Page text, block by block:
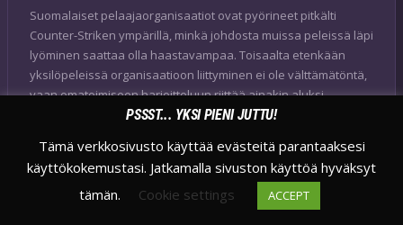
Suomalaiset pelaajaorganisaatiot ovat pyörineet pitkälti
Counter-Striken ympärillä, minkä johdosta muissa peleissä läpi
lyöminen saattaa olla haastavampaa. Toisaalta etenkään
yksilöpeleissä organisaatioon liittyminen ei ole välttämätöntä,
vaan omatoimiseen harjoitteluun riittää ainakin aluksi
parhaimpien esports-pelaajien seuraaminen
Lähde:Esports Earnings
PSSST... YKSI PIENI JUTTU!
Tämä verkkosivusto käyttää evästeitä parantaaksesi
käyttökokemustasi. Jatkamalla sivuston käyttöä hyväksyt
tämän.
Cookie settings ACCEPT